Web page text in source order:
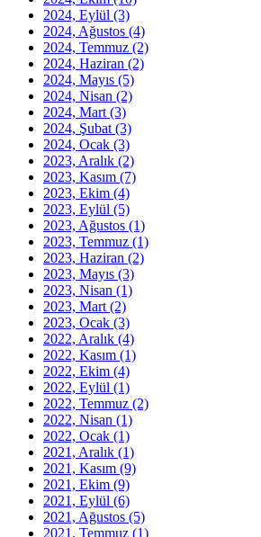
2024, Eylül (3)
2024, Ağustos (4)
2024, Temmuz (2)
2024, Haziran (2)
2024, Mayıs (5)
2024, Nisan (2)
2024, Mart (3)
2024, Şubat (3)
2024, Ocak (3)
2023, Aralık (2)
2023, Kasım (7)
2023, Ekim (4)
2023, Eylül (5)
2023, Ağustos (1)
2023, Temmuz (1)
2023, Haziran (2)
2023, Mayıs (3)
2023, Nisan (1)
2023, Mart (2)
2023, Ocak (3)
2022, Aralık (4)
2022, Kasım (1)
2022, Ekim (4)
2022, Eylül (1)
2022, Temmuz (2)
2022, Nisan (1)
2022, Ocak (1)
2021, Aralık (1)
2021, Kasım (9)
2021, Ekim (9)
2021, Eylül (6)
2021, Ağustos (5)
2021, Temmuz (1)